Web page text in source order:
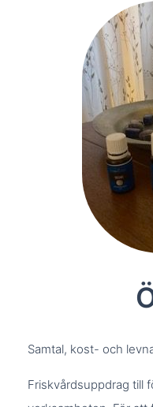
Samtal, kost- och
Friskvårdsuppdrag till